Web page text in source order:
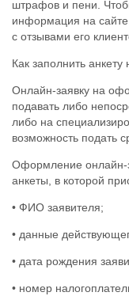
штрафов и пени.
информация на сайте
с отзывами его
Как заполнить
Онлайн-заявку на
подавать либо
либо на
возможность подать
Оформление онлайн-
анкеты, в которой
• ФИО заявителя;
• данные
• дата рождения
• номер